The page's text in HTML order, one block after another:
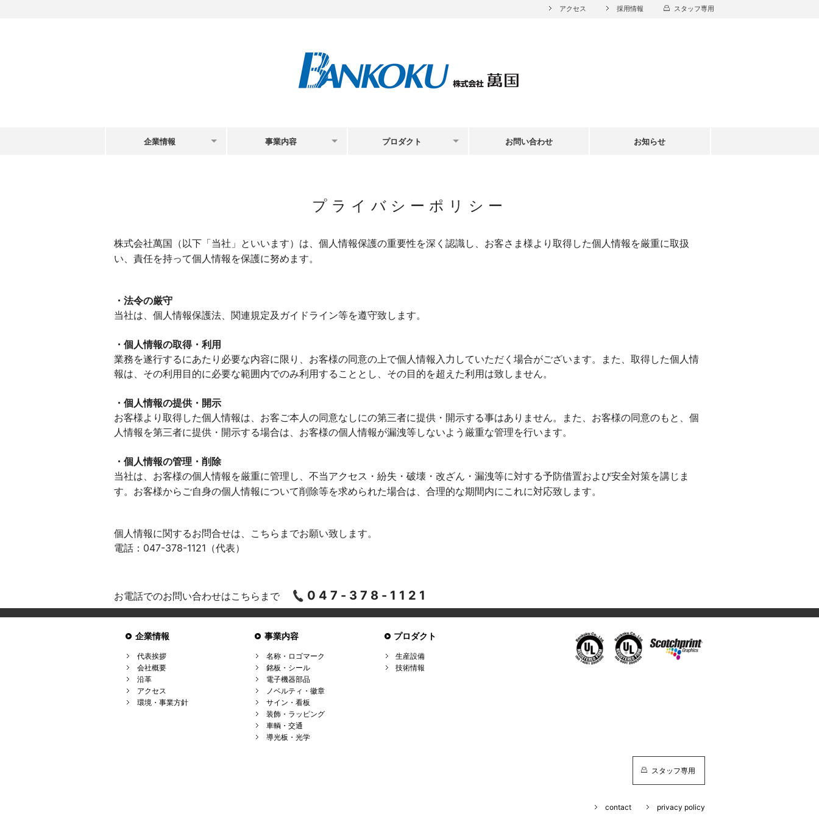
アクセス 採用情報 スタッフ専用
企業情報
アクセス
事業内容
ノベルティ・徽章
導光板・光学
プロダクト お問い合わせ お知らせ
プライバシーポリシー
株式会社萬国（以下「当社」といいます）は、個人情報保護の重要性を深く認識し、お客さま様より取得した個人情報を厳重に取扱
い、責任を持って個人情報を保護に努めます。
・法令の厳守
当社は、個人情報保護法、関連規定及ガイドライン等を遵守致します。
・個人情報の取得・利用
業務を遂行するにあたり必要な内容に限り、お客様の同意の上で個人情報入力していただく場合がございます。また、取得した個人情
報は、その利用目的に必要な範囲内でのみ利用することとし、その目的を超えた利用は致しません。
・個人情報の提供・開示
お客様より取得した個人情報は、お客ご本人の同意なしにの第三者に提供・開示する事はありません。また、お客様の同意のもと、個
人情報を第三者に提供・開示する場合は、お客様の個人情報が漏洩等しないよう厳重な管理を行います。
・個人情報の管理・削除
当社は、お客様の個人情報を厳重に管理し、不当アクセス・紛失・破壊・改ざん・漏洩等に対する予防借置および安全対策を講じま
す。お客様からご自身の個人情報について削除等を求められた場合は、合理的な期間内にこれに対応致します。
個人情報に関するお問合せは、こちらまでお願い致します。
電話：047-378-1121（代表）
お電話でのお問い合わせはこちらまで 047-378-1121
企業情報
代表挨拶
会社概要
沿革
アクセス
環境・事業方針
事業内容
名称・ロゴマーク
銘板・シール
電子機器部品
ノベルティ・徽章
サイン・看板
装飾・ラッピング
車輌・交通
導光板・光学
プロダクト
生産設備
技術情報
スタッフ専用
contact privacy policy